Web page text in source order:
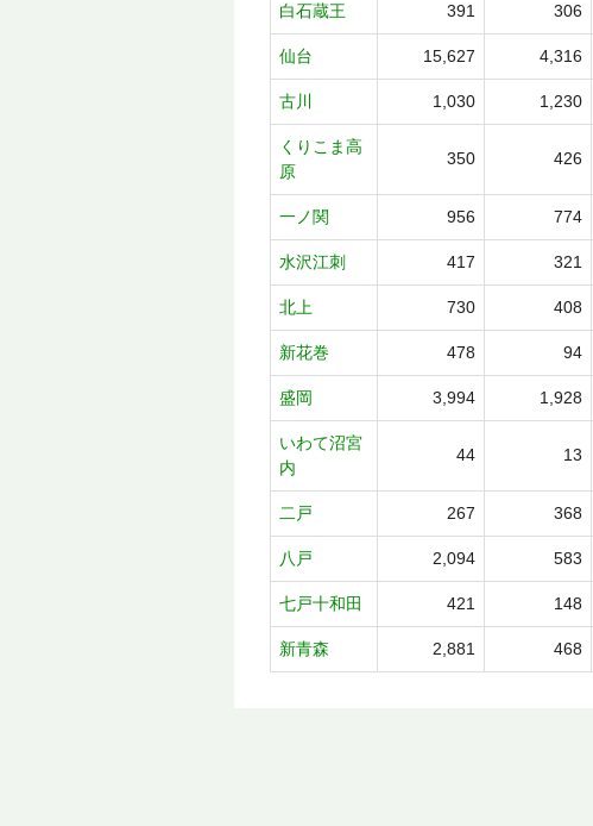
白石蔵王 391 306
仙台 15,627 4,316
古川 1,030 1,230
くりこま高
原
350 426
一ノ関 956 774
水沢江刺 417 321
北上 730 408
新花巻 478 94
盛岡 3,994 1,928
いわて沼宮
内
44 13
二戸 267 368
八戸 2,094 583
七戸十和田 421 148
新青森 2,881 468